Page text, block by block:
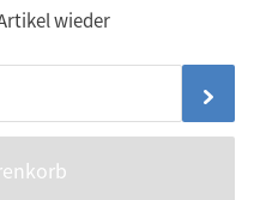
wieder